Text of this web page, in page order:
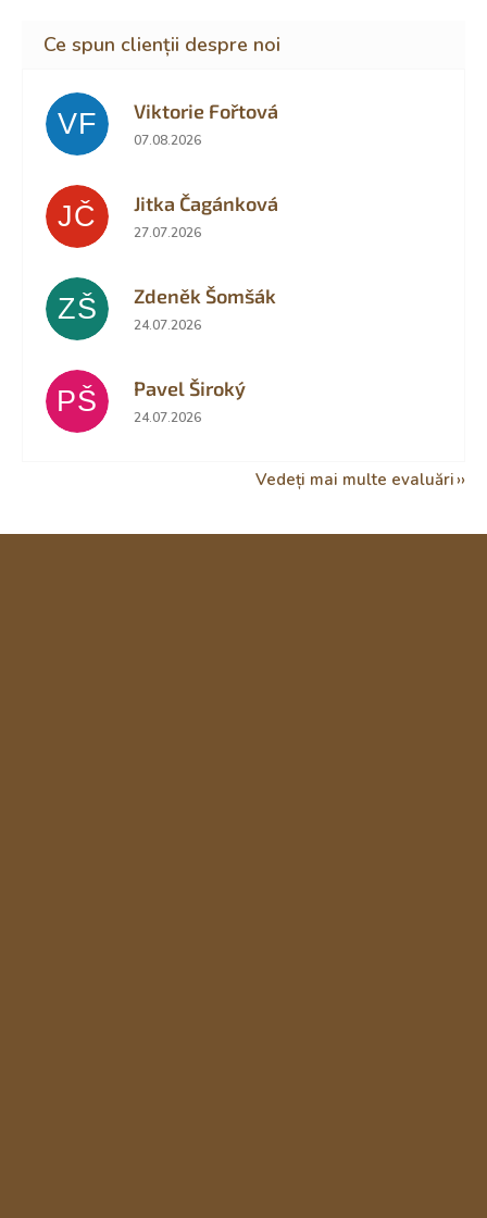
VF Viktorie Fořtová
Ratingul magazinului este 2 din 5 stele.
07.08.2026
JČ Jitka Čagánková
Ratingul magazinului este 5 din 5 stele.
27.07.2026
ZŠ Zdeněk Šomšák
Ratingul magazinului este 5 din 5 stele.
24.07.2026
PŠ Pavel Široký
Ratingul magazinului este 5 din 5 stele.
24.07.2026
Vedeți mai multe evaluări